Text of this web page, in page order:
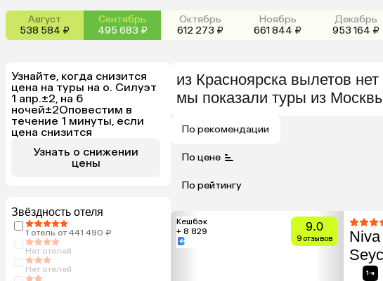
Август
538 584 ₽
Сентябрь
495 683 ₽
Октябрь
612 273 ₽
Ноябрь
661 844 ₽
Декабрь
953 164 ₽
Узнайте, когда снизится
цена на туры на о. Силуэт
1 апр.±2, на 6
ночей±2Оповестим в
течение 1 минуты, если
цена снизится
Узнать о снижении
цены
Звёздность отеля
1 отель от 441 490 ₽
Нет отелей
Нет отелей
из Красноярска вылетов нет
мы показали туры из
По рекомендации
По цене
По рейтингу
Кешбэк
+ 8 829
9.0
9 отзывов